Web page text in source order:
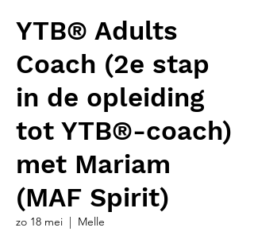
YTB® Adults
Coach (2e stap
in de opleiding
tot YTB®-coach)
met Mariam
(MAF Spirit)
zo 18 mei
  |
Melle